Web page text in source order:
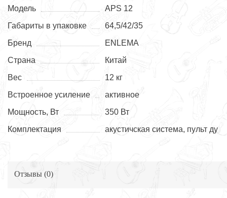
Модель
APS 12
Габариты в упаковке
64,5/42/35
Бренд
ENLEMA
Страна
Китай
Вес
12 кг
Встроенное усиление
активное
Мощность, Вт
350 Вт
Комплектация
акустичская система, пульт ду
Отзывы (0)